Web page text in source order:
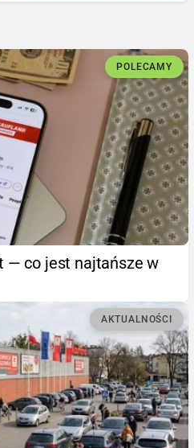
POLECAMY
— co jest najtańsze w
AKTUALNOŚCI